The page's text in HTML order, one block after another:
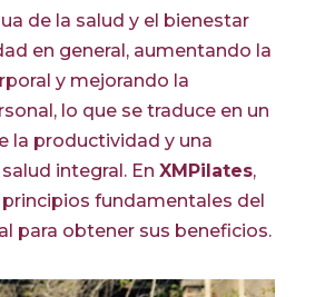
de la salud y el bienestar
en general, aumentando la
y mejorando la
lo que se traduce en un
la productividad y una
integral. En XMPilates,
fundamentales del
para obtener sus beneficios.